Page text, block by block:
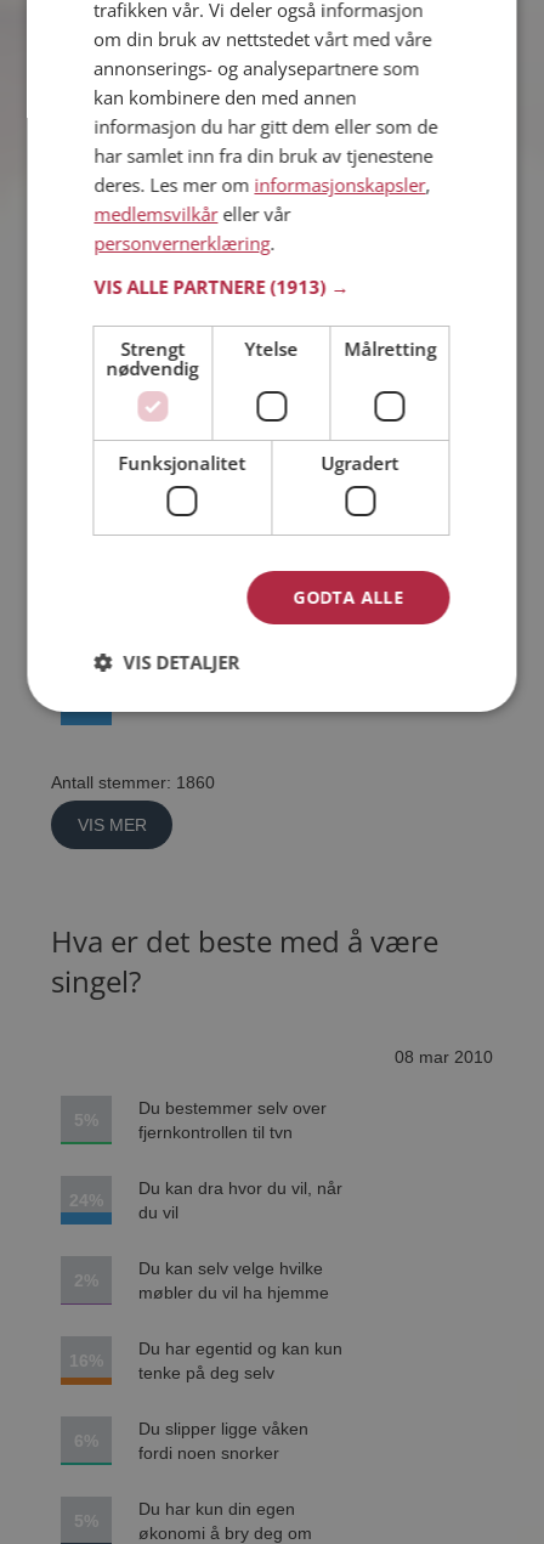
3% Via mail.
3% Via telefon.
Antall stemmer: 1339
VIS MER
Kan du tenke deg å gå tilbake til
dit siste forhold?
Antall stemmer: 1860
VIS MER
Hva er det beste med å være
singel?
08 mar 2010
5%
Du bestemmer selv over
fjernkontrollen til tvn
24%
Du kan dra hvor du vil, når
du vil
2%
Du kan selv velge hvilke
møbler du vil ha hjemme
16%
Du har egentid og kan kun
tenke på deg selv
6%
Du slipper ligge våken
fordi noen snorker
5%
Du har kun din egen
økonomi å bry deg om
trafikken vår. Vi deler også informasjon
om din bruk av nettstedet vårt med våre
annonserings- og analysepartnere som
kan kombinere den med annen
informasjon du har gitt dem eller som de
har samlet inn fra din bruk av tjenestene
deres. Les mer om informasjonskapsler,
medlemsvilkåreller vår
personvernerklæring.
VIS ALLE PARTNERE(1913) →
Strengt
nødvendig
Ytelse Målretting
Funksjonalitet Ugradert
GODTA ALLE
VIS DETALJER